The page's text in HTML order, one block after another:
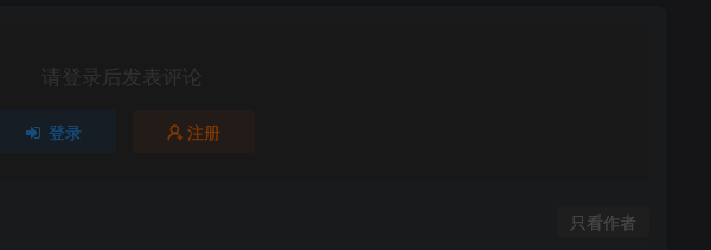
请登录后发表评论
登录 注册
只看作者